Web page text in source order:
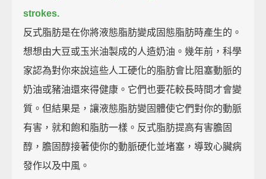
strokes.
反式脂肪是在你將液態脂肪變成固態脂肪時產生的。
想想由大豆或玉米油製成的人造奶油。幾年前，科學
家認為對你來說這些人工硬化的脂肪會比阻塞動脈的
奶油或豬油還來得健康。它們也要花較長時間才會變
質。但結果是，讓液態脂肪變固體使它們對你的動脈
有害，就和飽和脂肪一樣。反式脂肪提高有害膽固
醇，膽固醇接著使你的動脈硬化並堵塞，導致心臟病
發作以及中風。